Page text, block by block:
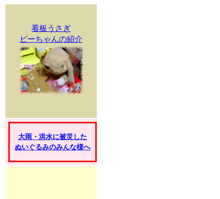
看板うさぎ
ビーちゃんの紹介
大雨・洪水に被災した
ぬいぐるみのみんな様へ